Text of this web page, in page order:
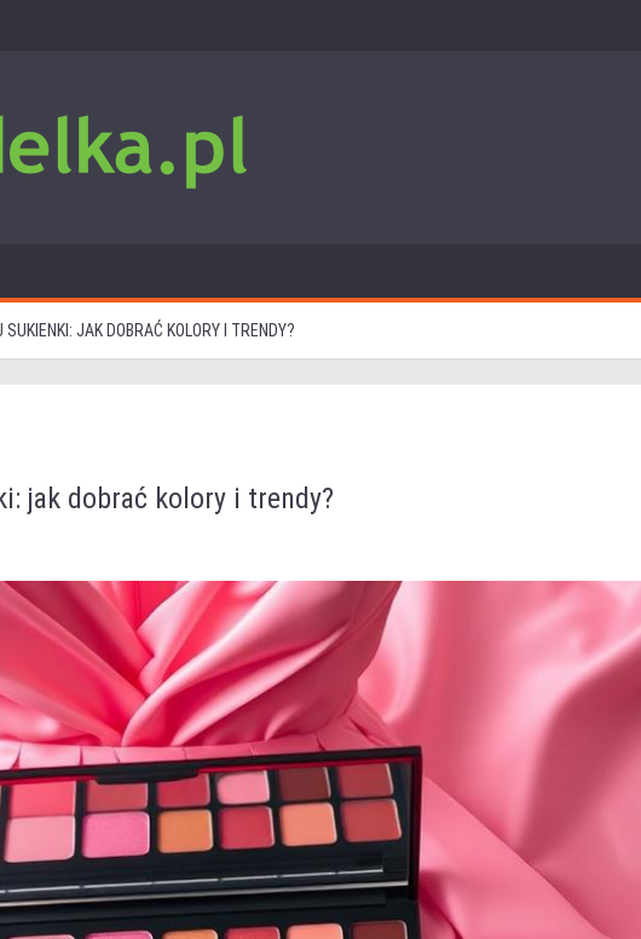
JAK DOBRAĆ KOLORY I TRENDY?
jak dobrać kolory i trendy?